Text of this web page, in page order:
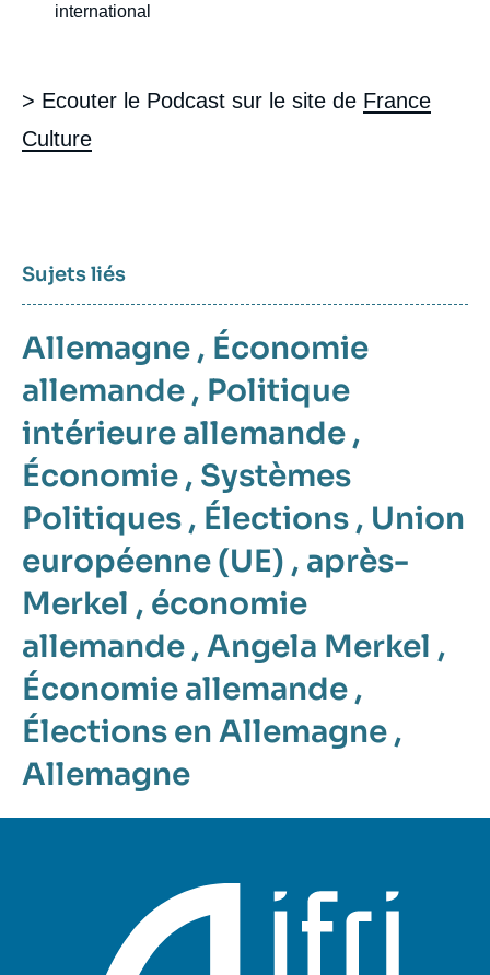
international
> Ecouter le Podcast sur le site de France
Culture
Sujets liés
Allemagne , Économie
allemande , Politique
intérieure allemande ,
Économie , Systèmes
Politiques , Élections , Union
européenne (UE) , après-
Merkel , économie
allemande , Angela Merkel ,
Économie allemande ,
Élections en Allemagne ,
Allemagne